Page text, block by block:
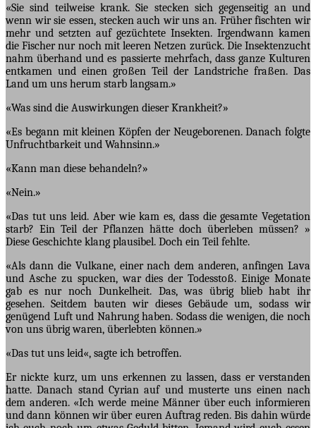
«Sie sind teilweise krank. Sie stecken sich gegenseitig an und
wenn wir sie essen, stecken auch wir uns an. Früher fischten wir
mehr und setzten auf gezüchtete Insekten. Irgendwann kamen
die Fischer nur noch mit leeren Netzen zurück. Die Insektenzucht
nahm überhand und es passierte mehrfach, dass ganze Kulturen
entkamen und einen großen Teil der Landstriche fraßen. Das
Land um uns herum starb langsam.»
«Was sind die Auswirkungen dieser Krankheit?»
«Es begann mit kleinen Köpfen der Neugeborenen. Danach folgte
Unfruchtbarkeit und Wahnsinn.»
«Kann man diese behandeln?»
«Nein.»
«Das tut uns leid. Aber wie kam es, dass die gesamte Vegetation
starb? Ein Teil der Pflanzen hätte doch überleben müssen? »
Diese Geschichte klang plausibel. Doch ein Teil fehlte.
«Als dann die Vulkane, einer nach dem anderen, anfingen Lava
und Asche zu spucken, war dies der Todesstoß. Einige Monate
gab es nur noch Dunkelheit. Das, was übrig blieb habt ihr
gesehen. Seitdem bauten wir dieses Gebäude um, sodass wir
genügend Luft und Nahrung haben. Sodass die wenigen, die noch
von uns übrig waren, überlebten können.»
«Das tut uns leid«, sagte ich betroffen.
Er nickte kurz, um uns erkennen zu lassen, dass er verstanden
hatte. Danach stand Cyrian auf und musterte uns einen nach
dem anderen. «Ich werde meine Männer über euch informieren
und dann können wir über euren Auftrag reden. Bis dahin würde